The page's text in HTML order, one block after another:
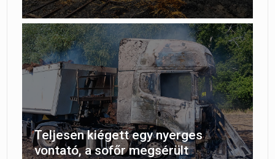
Teljesen kiégett egy nyerges
vontató, a sofőr megsérült